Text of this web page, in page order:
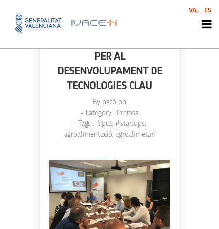
VALENCIÀ D’INNOVACIÓ
PER AL
DESENVOLUPAMENT DE
TECNOLOGIES CLAU
By paco on
- Category : Premsa
- Tags : #pca, #startups,
agroalimentació, agroalimetari
VAL ES